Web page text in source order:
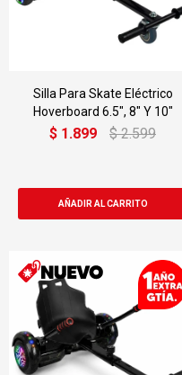
Silla Para Skate Eléctrico
Hoverboard 6.5", 8" Y 10"
$ 1.899 $ 2.599